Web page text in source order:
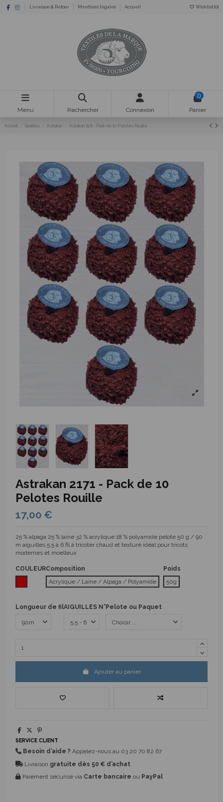
Livraison & Retour Mentions légales Accueil Wishlist (0)
Menu Rechercher Connexion
0
Panier
Accueil Qualités Astrakan Astrakan 2171 - Pack de 10 Pelotes Rouille
Astrakan 2171 - Pack de 10
Pelotes Rouille
17,00 €
25 % alpaga 25 % laine 32 % acrylique 18 % polyamide pelote 50 g / 90
m aiguilles 5.5 à 6 fil à tricoter chaud et texturé idéal pour tricots
modernes et moelleux
COULEURComposition
Acrylique / Laine / Alpaga / Polyamide
Poids
50g
Longueur de filAIGUILLES N°Pelote ou Paquet
Ajouter au panier
SERVICE CLIENT
Besoin d’aide ? Appelez-nous au 03 20 70 82 67
Livraison gratuite dès 50 € d’achat
Paiement sécurisé via Carte bancaire ou PayPal